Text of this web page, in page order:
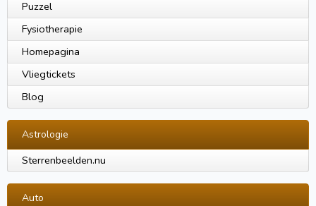
Puzzel
Fysiotherapie
Homepagina
Vliegtickets
Blog
Astrologie
Sterrenbeelden.nu
Auto